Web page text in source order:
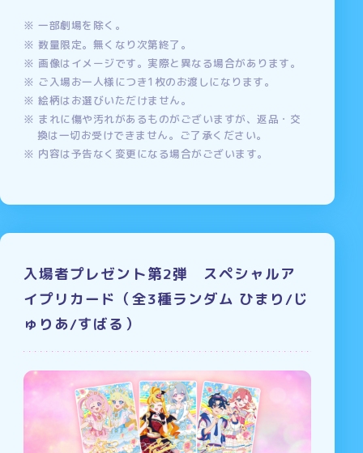
一部劇場を除く。
数量限定。無くなり次第終了。
画像はイメージです。実際と異なる場合があります。
ご入場お一人様につき1枚のお渡しになります。
絵柄はお選びいただけません。
まれに傷や汚れがあるものがございますが、返品・交
換は一切お受けできません。ご了承ください。
内容は予告なく変更になる場合がございます。
入場者プレゼント第2弾 スペシャルア
イプリカード（全3種ランダム ひまり/じ
ゅりあ/すばる）